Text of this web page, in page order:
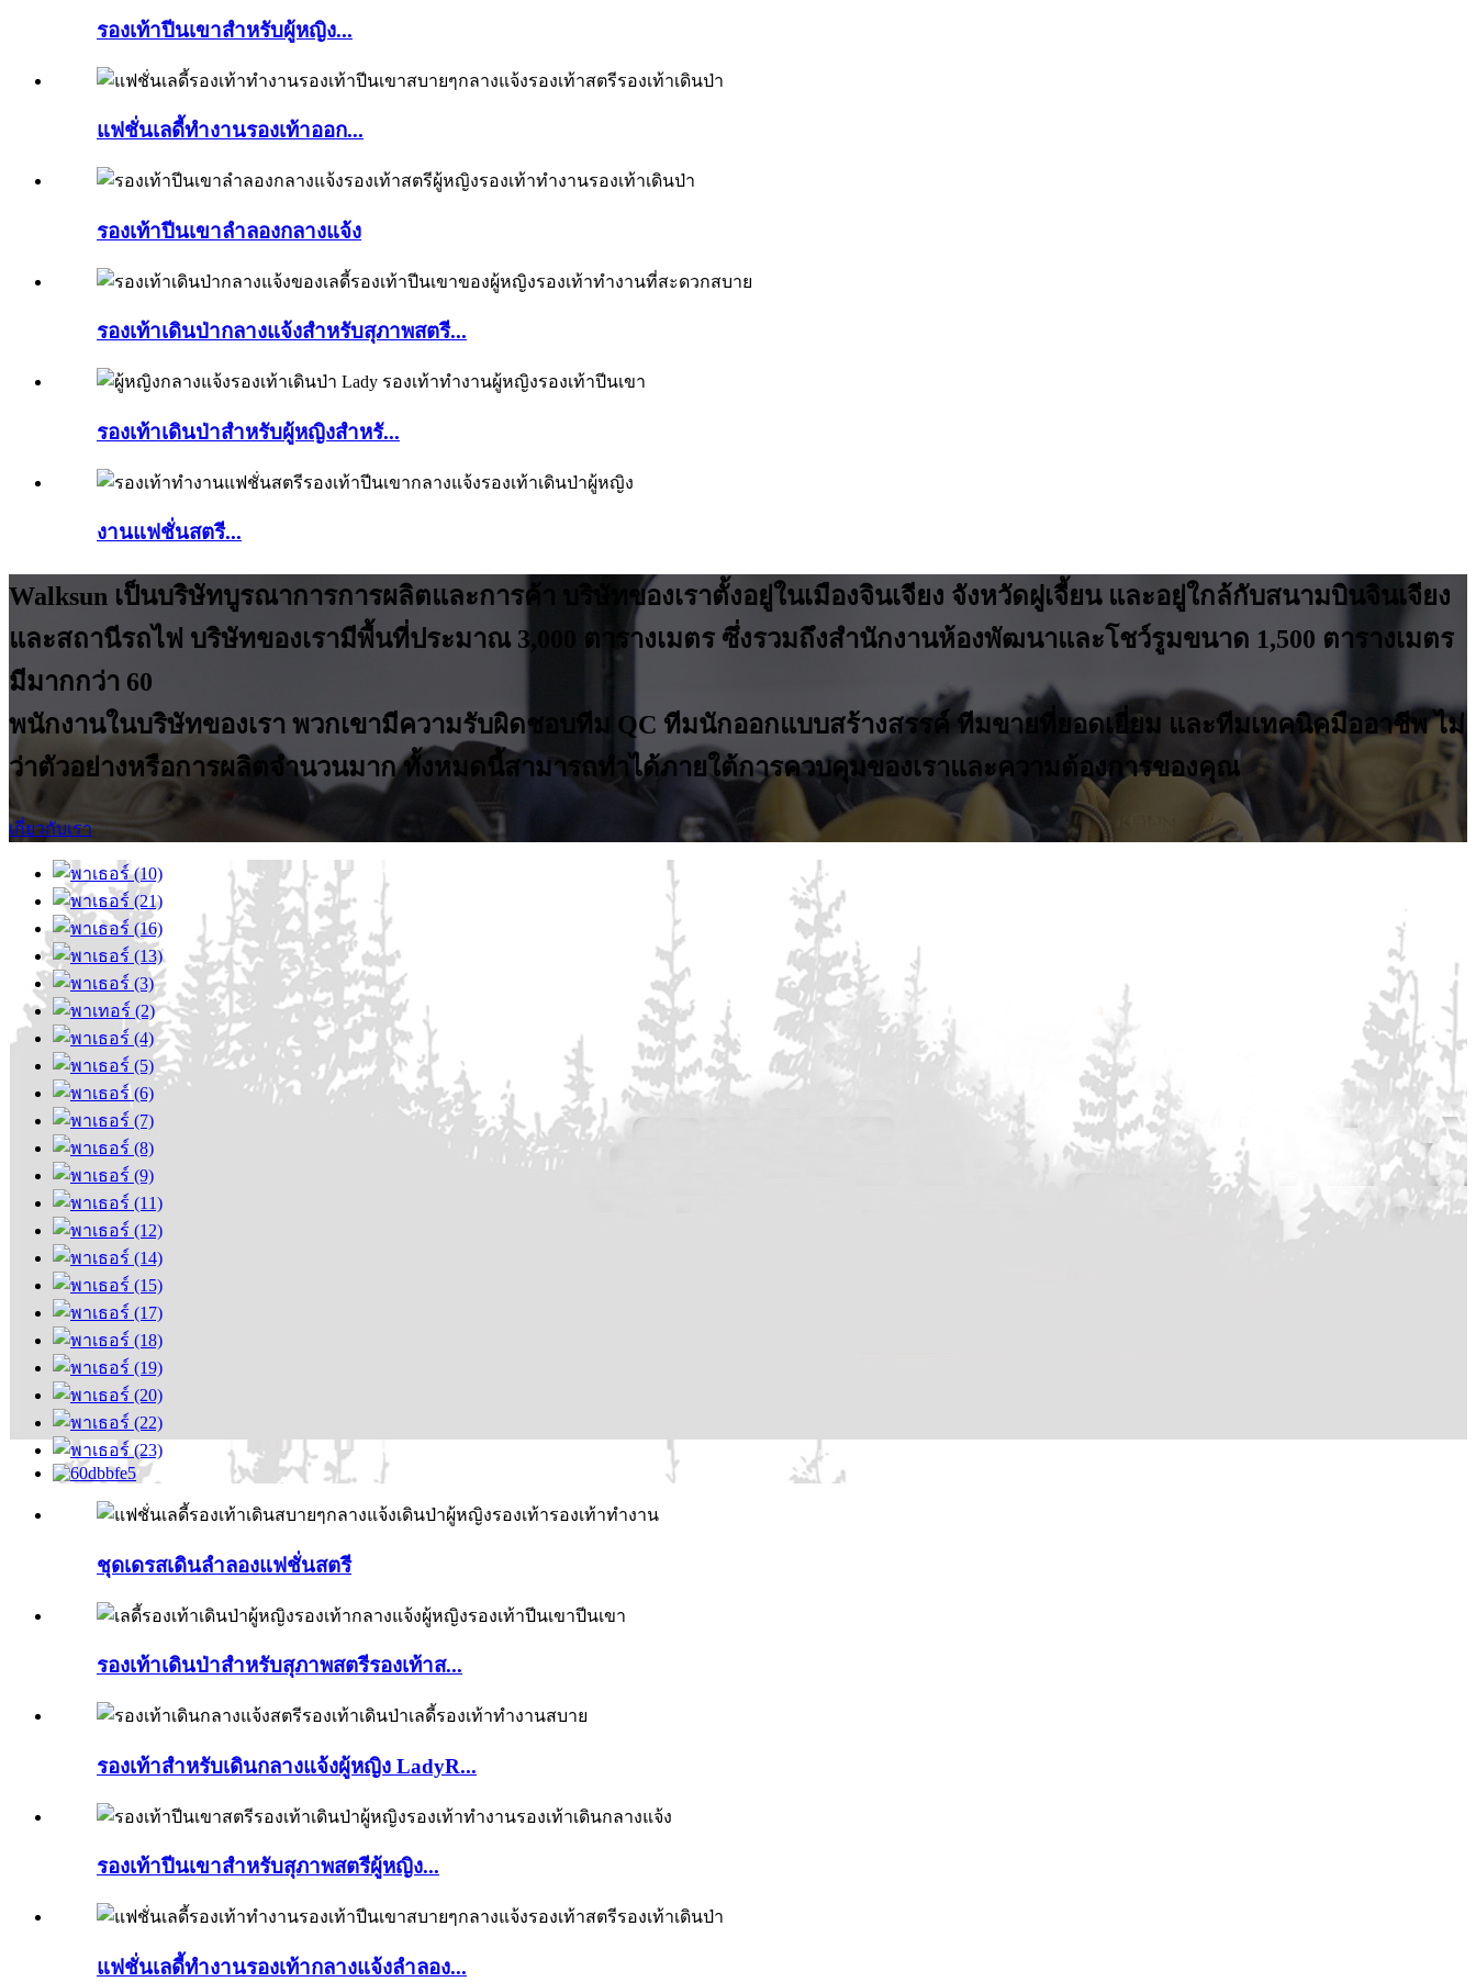
รองเท้าปีนเขาสำหรับผู้หญิง...
แฟชั่นเลดี้ทำงานรองเท้าออก...
รองเท้าปีนเขาลำลองกลางแจ้ง
รองเท้าเดินป่ากลางแจ้งสำหรับสุภาพสตรี...
รองเท้าเดินป่าสำหรับผู้หญิงสำหรั...
งานแฟชั่นสตรี...
Walksun เป็นบริษัทบูรณาการการผลิตและการค้า บริษัทของเราตั้งอยู่ในเมืองจินเจียง จังหวัดฝูเจี้ยน และอยู่ใกล้กับสนามบินจินเจียง
และสถานีรถไฟ บริษัทของเรามีพื้นที่ประมาณ 3,000 ตารางเมตร ซึ่งรวมถึงสำนักงานห้องพัฒนาและโชว์รูมขนาด 1,500 ตารางเมตร
มีมากกว่า 60
พนักงานในบริษัทของเรา พวกเขามีความรับผิดชอบทีม QC ทีมนักออกแบบสร้างสรรค์ ทีมขายที่ยอดเยี่ยม และทีมเทคนิคมืออาชีพ ไม่
ว่าตัวอย่างหรือการผลิตจำนวนมาก ทั้งหมดนี้สามารถทำได้ภายใต้การควบคุมของเราและความต้องการของคุณ
เกี่ยวกับเรา
ชุดเดรสเดินลำลองแฟชั่นสตรี
รองเท้าเดินป่าสำหรับสุภาพสตรีรองเท้าส...
รองเท้าสำหรับเดินกลางแจ้งผู้หญิง LadyR...
รองเท้าปีนเขาสำหรับสุภาพสตรีผู้หญิง...
แฟชั่นเลดี้ทำงานรองเท้ากลางแจ้งลำลอง...